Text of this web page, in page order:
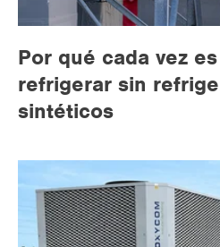
Por qué cada vez
refrigerar sin
sintéticos